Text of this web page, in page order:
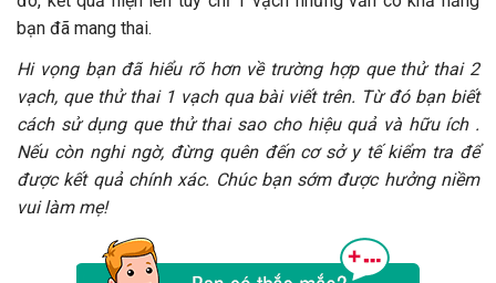
bạn đã mang thai.
Hi vọng bạn đã hiểu rõ hơn về trường hợp que thử thai 2
vạch, que thử thai 1 vạch qua bài viết trên. Từ đó bạn biết
cách sử dụng que thử thai sao cho hiệu quả và hữu ích .
Nếu còn nghi ngờ, đừng quên đến cơ sở y tế kiểm tra để
được kết quả chính xác. Chúc bạn sớm được hưởng niềm
vui làm mẹ!